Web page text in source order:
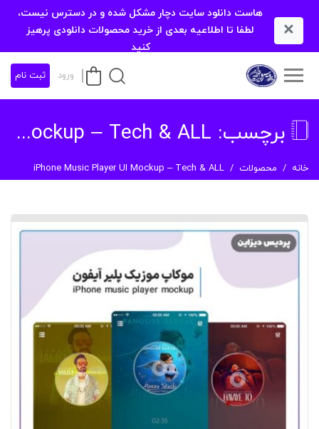
×
هاست دانلود سایت دچار مشکل شده و در دسترس نیست،
لطفا تا اطلاعیه بعدی از خرید محصولات دانلودی پرهیز
کنید
ورود ثبت نام
برچسب: iPhone Music Player UI Mockup – Tech & ALL
خانه محصولات iPhone Music Player UI Mockup – Tech & ALL